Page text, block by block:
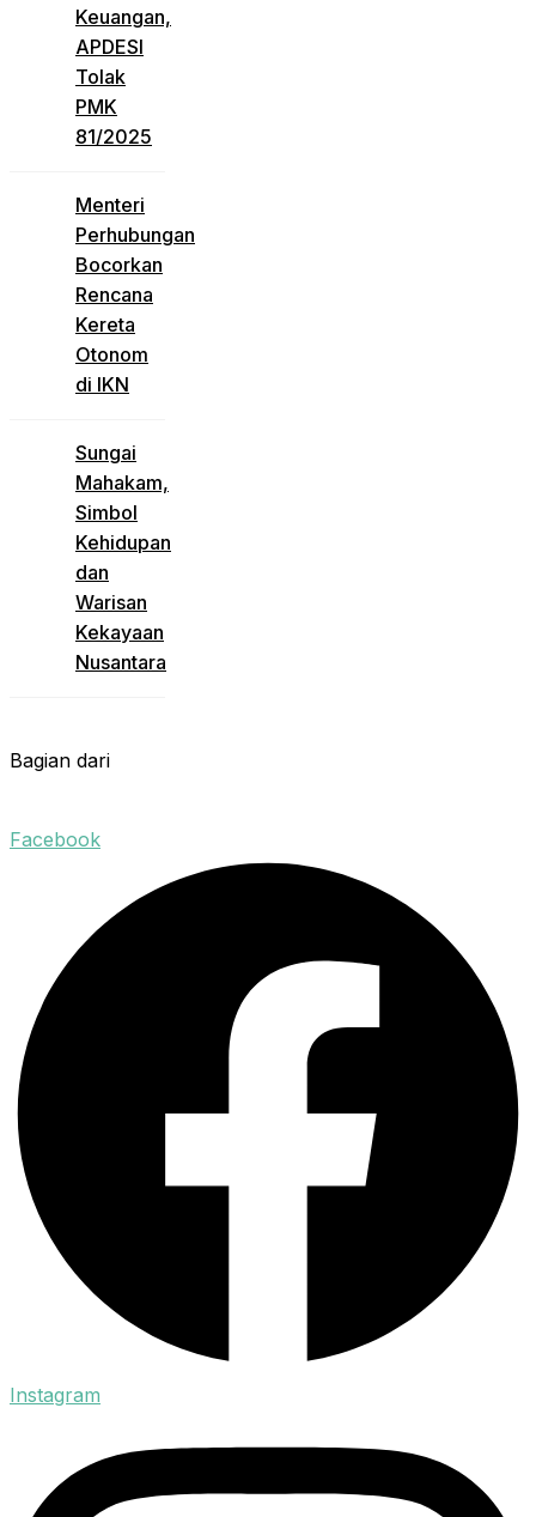
Keuangan,
APDESI
Tolak
PMK
81/2025
Menteri
Perhubungan
Bocorkan
Rencana
Kereta
Otonom
di IKN
Sungai
Mahakam,
Simbol
Kehidupan
dan
Warisan
Kekayaan
Nusantara
Bagian dari
Facebook
Instagram